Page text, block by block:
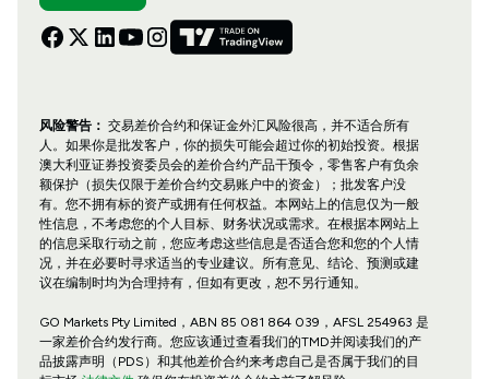
风险警告： 交易差价合约和保证金外汇风险很高，并不适合所有
人。如果你是批发客户，你的损失可能会超过你的初始投资。根据
澳大利亚证券投资委员会的差价合约产品干预令，零售客户有负余
额保护（损失仅限于差价合约交易账户中的资金）；批发客户没
有。您不拥有标的资产或拥有任何权益。本网站上的信息仅为一般
性信息，不考虑您的个人目标、财务状况或需求。在根据本网站上
的信息采取行动之前，您应考虑这些信息是否适合您和您的个人情
况，并在必要时寻求适当的专业建议。所有意见、结论、预测或建
议在编制时均为合理持有，但如有更改，恕不另行通知。
GO Markets Pty Limited，ABN 85 081 864 039，AFSL 254963 是
一家差价合约发行商。您应该通过查看我们的TMD并阅读我们的产
品披露声明（PDS）和其他差价合约来考虑自己是否属于我们的目